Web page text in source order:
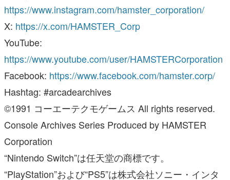
https://www.instagram.com/hamster_corporation/
X: https://x.com/HAMSTER_Corp
YouTube:
https://www.youtube.com/user/HAMSTERCorporation
Facebook: https://www.facebook.com/hamster.corp/
Hashtag: #arcadearchives
©1991 コーエーテクモゲームス All rights reserved.
Console Archives Series Produced by HAMSTER
Corporation
“Nintendo Switch”は任天堂の商標です。
“PlayStation”および“PS5”は株式会社ソニー・インタ